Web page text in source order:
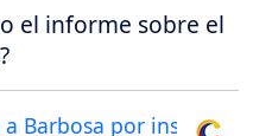
el informe sobre el